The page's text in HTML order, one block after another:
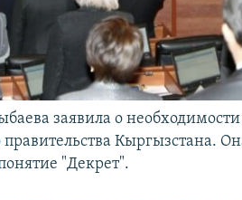
заявила о
Кыргызстана.
"Декрет".